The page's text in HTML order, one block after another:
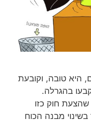
היא טובה, וקובעת
בהגרלה.
שהצעת חוק כזו
מבנה הכוח